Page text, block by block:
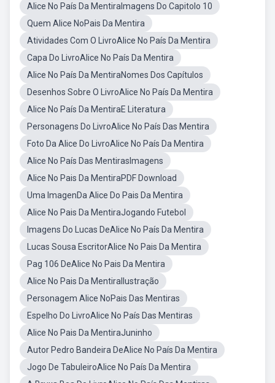
Alice No País Da MentiraImagens Do Capitolo 10
Quem Alice NoPais Da Mentira
Atividades Com O LivroAlice No País Da Mentira
Capa Do LivroAlice No País Da Mentira
Alice No País Da MentiraNomes Dos Capítulos
Desenhos Sobre O LivroAlice No País Da Mentira
Alice No País Da MentiraE Literatura
Personagens Do LivroAlice No País Das Mentira
Foto Da Alice Do LivroAlice No País Da Mentira
Alice No País Das MentirasImagens
Alice No Pais Da MentiraPDF Download
Uma ImagenDa Alice Do Pais Da Mentira
Alice No Pais Da MentiraJogando Futebol
Imagens Do Lucas DeAlice No País Da Mentira
Lucas Sousa EscritorAlice No Pais Da Mentira
Pag 106 DeAlice No Pais Da Mentira
Alice No Pais Da MentiraIlustração
Personagem Alice NoPais Das Mentiras
Espelho Do LivroAlice No País Das Mentiras
Alice No Pais Da MentiraJuninho
Autor Pedro Bandeira DeAlice No País Da Mentira
Jogo De TabuleiroAlice No País Da Mentira